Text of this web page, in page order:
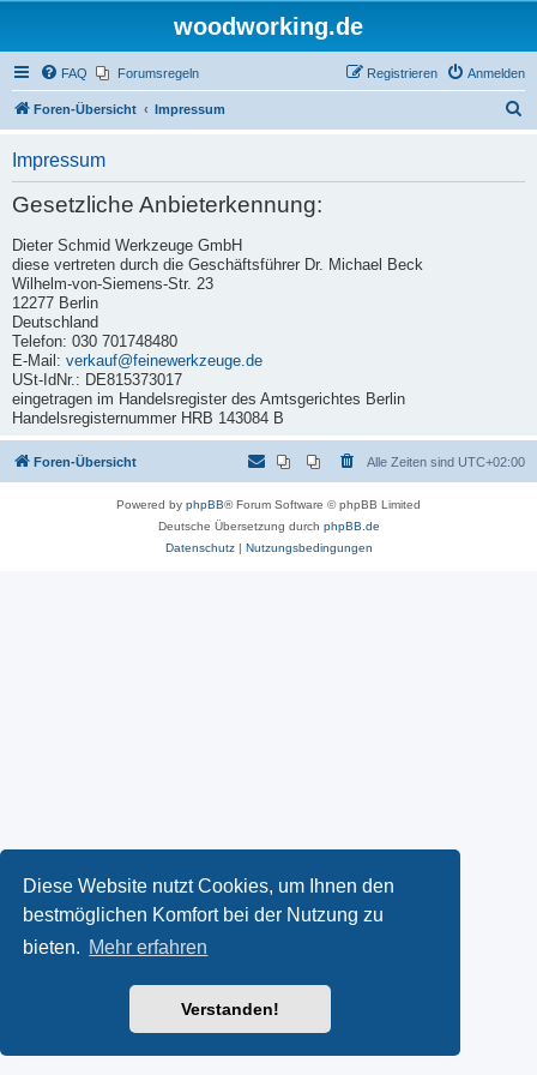
Diese Website nutzt Cookies, um Ihnen den
bestmöglichen Komfort bei der Nutzung zu
bieten. Mehr erfahren
Verstanden!
woodworking.de
FAQ Forumsregeln Anmelden
Registrieren
Foren-Übersicht Impressum
Impressum
Gesetzliche Anbieterkennung:
Dieter Schmid Werkzeuge GmbH
diese vertreten durch die Geschäftsführer Dr. Michael Beck
Wilhelm-von-Siemens-Str. 23
12277 Berlin
Deutschland
Telefon: 030 701748480
E-Mail: verkauf@feinewerkzeuge.de
USt-IdNr.: DE815373017
eingetragen im Handelsregister des Amtsgerichtes Berlin
Handelsregisternummer HRB 143084 B
Foren-Übersicht Alle Zeiten sind UTC+02:00
Powered by phpBB® Forum Software © phpBB Limited
Deutsche Übersetzung durch phpBB.de
Datenschutz| Nutzungsbedingungen